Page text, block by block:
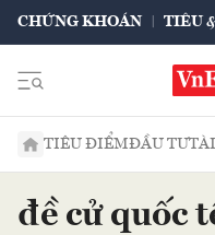
CHỨNG KHOÁN TIÊU
TIÊU ĐIỂMĐẦU TƯ
đề cử quốc